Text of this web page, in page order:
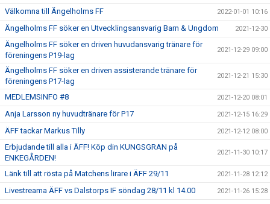
Välkomna till Ängelholms FF 2022-01-01 10:16
Ängelholms FF söker en Utvecklingsansvarig Barn & Ungdom 2021-12-30
Ängelholms FF söker en driven huvudansvarig tränare för
föreningens P19-lag
2021-12-29 09:00
Ängelholms FF söker en driven assisterande tränare för
föreningens P17-lag
2021-12-21 15:30
MEDLEMSINFO #8 2021-12-20 08:01
Anja Larsson ny huvudtränare för P17 2021-12-15 16:29
ÄFF tackar Markus Tilly 2021-12-12 08:00
Erbjudande till alla i ÄFF! Köp din KUNGSGRAN på
ENKEGÅRDEN!
2021-11-30 10:17
Länk till att rösta på Matchens lirare i ÄFF 29/11 2021-11-28 12:12
Livestreama ÄFF vs Dalstorps IF söndag 28/11 kl 14.00 2021-11-26 15:28